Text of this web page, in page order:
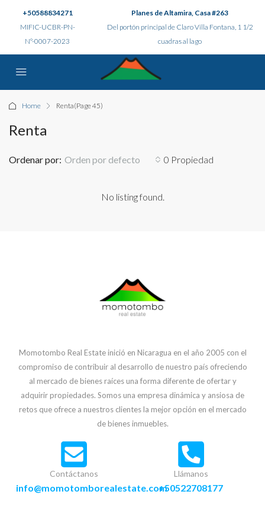
+50588834271
MIFIC-UCBR-PN-
N°-0007-2023
Planes de Altamira, Casa #263
Del portón principal de Claro Villa Fontana, 1 1/2
cuadras al lago
Home Renta(Page 45)
Renta
0 Propiedad
Ordenar por: Orden por defecto
No listing found.
Momotombo Real Estate inició en Nicaragua en el año 2005 con el
compromiso de contribuir al desarrollo de nuestro país ofreciendo
al mercado de bienes raíces una forma diferente de ofertar y
adquirir propiedades. Somos una empresa dinámica y ansiosa de
retos que ofrece a nuestros clientes la mejor opción en el mercado
de bienes inmuebles.
Contáctanos
info@momotomborealestate.com
Llámanos
+50522708177